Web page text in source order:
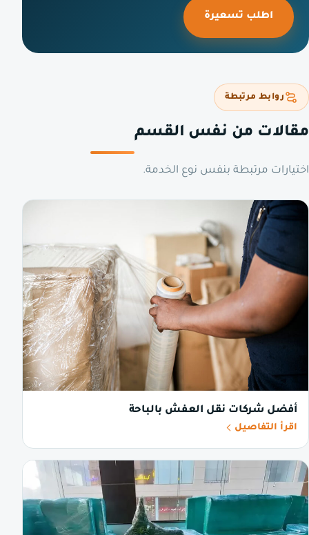
اطلب تسعيرة
روابط مرتبطة
مقالات من نفس القسم
اختيارات مرتبطة بنفس نوع الخدمة.
أفضل شركات نقل العفش بالباحة
اقرأ التفاصيل